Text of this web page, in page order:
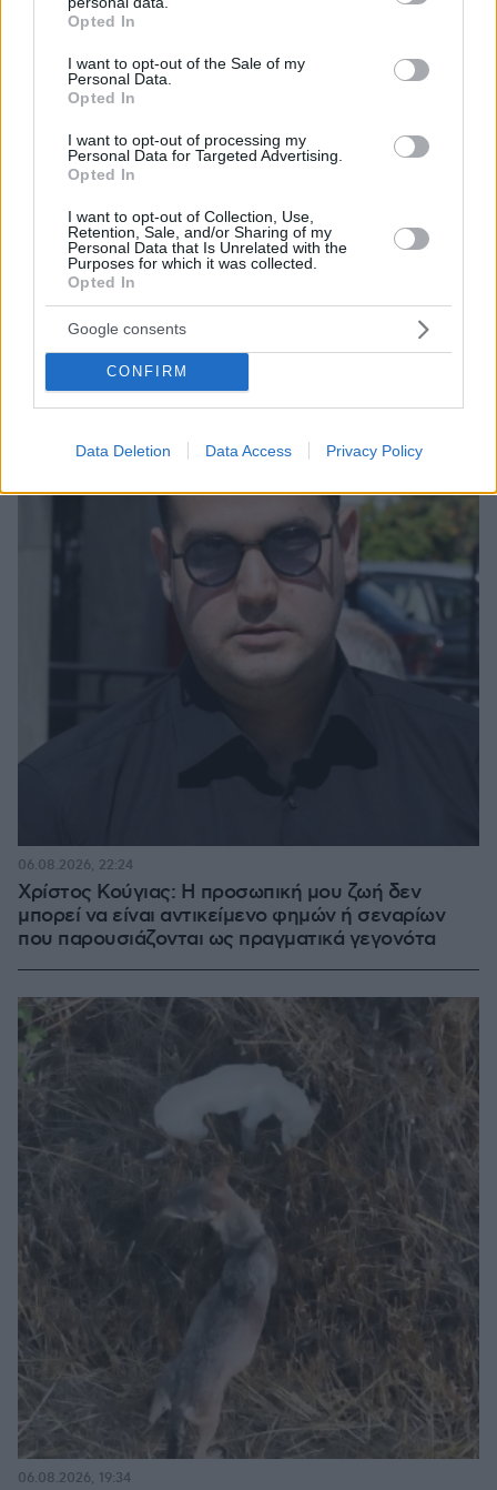
grant or deny consent to Google and its third-party tags to
use your data for below specified purposes in below Google
consent section.
Opted In
I want to opt-out of the Sale of my
Personal Data.
Opted In
I want to opt-out of processing my
Personal Data for Targeted Advertising.
Opted In
I want to opt-out of Collection, Use,
Retention, Sale, and/or Sharing of my
Personal Data that Is Unrelated with the
Purposes for which it was collected.
Opted In
Google consents
CONFIRM
Data Deletion Data Access Privacy Policy
Πώς έγινε η τραγωδία με την νεκρή μητέρα στα
Μάλια: Βούτηξε για να βοηθήσει τη φίλη της και
πνίγηκε, τα παιδιά φώναζαν για βοήθεια
06.08.2026, 21:23
Χρίστος Κούγιας: Η προσωπική μου ζωή δεν
μπορεί να είναι αντικείμενο φημών ή σεναρίων
που παρουσιάζονται ως πραγματικά γεγονότα
06.08.2026, 22:24
06.08.2026, 19:34